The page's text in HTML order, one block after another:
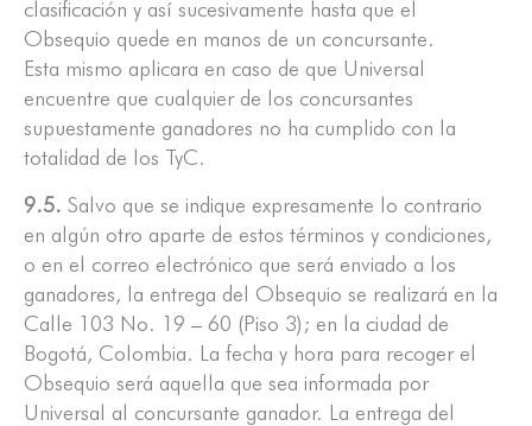
clasificación y así sucesivamente hasta que el
Obsequio quede en manos de un concursante.
Esta mismo aplicara en caso de que Universal
encuentre que cualquier de los concursantes
supuestamente ganadores no ha cumplido con la
totalidad de los TyC.
9.5. Salvo que se indique expresamente lo contrario
en algún otro aparte de estos términos y condiciones,
o en el correo electrónico que será enviado a los
ganadores, la entrega del Obsequio se realizará en la
Calle 103 No. 19 – 60 (Piso 3); en la ciudad de
Bogotá, Colombia. La fecha y hora para recoger el
Obsequio será aquella que sea informada por
Universal al concursante ganador. La entrega del